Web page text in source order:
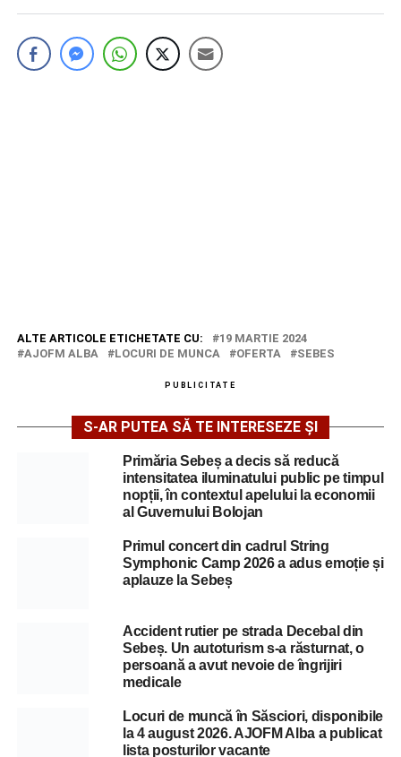
ALTE ARTICOLE ETICHETATE CU:
19 MARTIE 2024
AJOFM ALBA
LOCURI DE MUNCA OFERTA SEBES
PUBLICITATE
S-AR PUTEA SĂ TE INTERESEZE ȘI
Primăria Sebeș a decis să reducă
intensitatea iluminatului public pe timpul
nopții, în contextul apelului la economii
al Guvernului Bolojan
Primul concert din cadrul String
Symphonic Camp 2026 a adus emoție și
aplauze la Sebeș
Accident rutier pe strada Decebal din
Sebeș. Un autoturism s-a răsturnat, o
persoană a avut nevoie de îngrijiri
medicale
Locuri de muncă în Săsciori, disponibile
la 4 august 2026. AJOFM Alba a publicat
lista posturilor vacante